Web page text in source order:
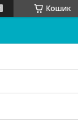
Кошик